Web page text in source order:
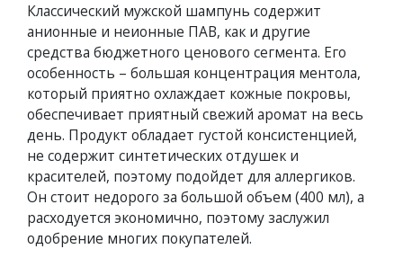
Классический мужской шампунь содержит
анионные и неионные ПАВ, как и другие
средства бюджетного ценового сегмента. Его
особенность – большая концентрация ментола,
который приятно охлаждает кожные покровы,
обеспечивает приятный свежий аромат на весь
день. Продукт обладает густой консистенцией,
не содержит синтетических отдушек и
красителей, поэтому подойдет для аллергиков.
Он стоит недорого за большой объем (400 мл), а
расходуется экономично, поэтому заслужил
одобрение многих покупателей.